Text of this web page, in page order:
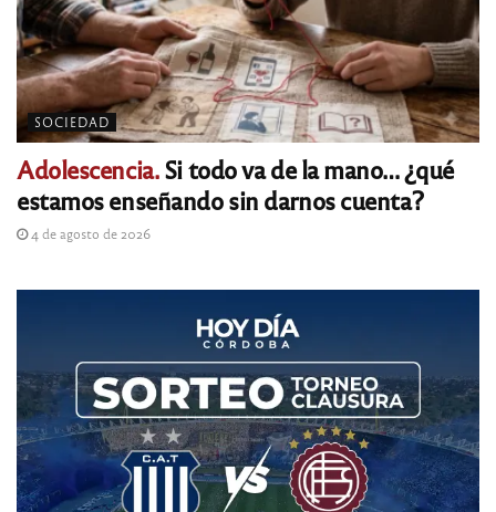
SOCIEDAD
Adolescencia.Si todo va de la mano… ¿qué
estamos enseñando sin darnos cuenta?
4 de agosto de 2026